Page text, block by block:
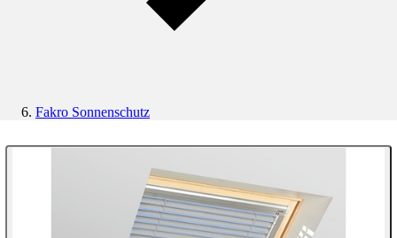
Fakro Sonnenschutz